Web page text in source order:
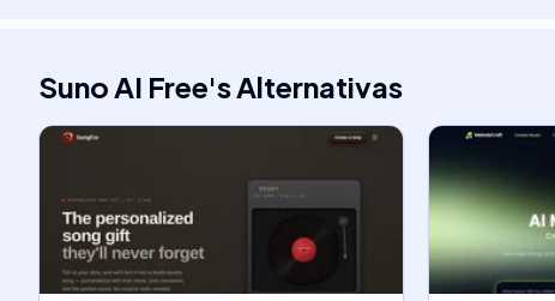
Suno AI Free'sAlternativas